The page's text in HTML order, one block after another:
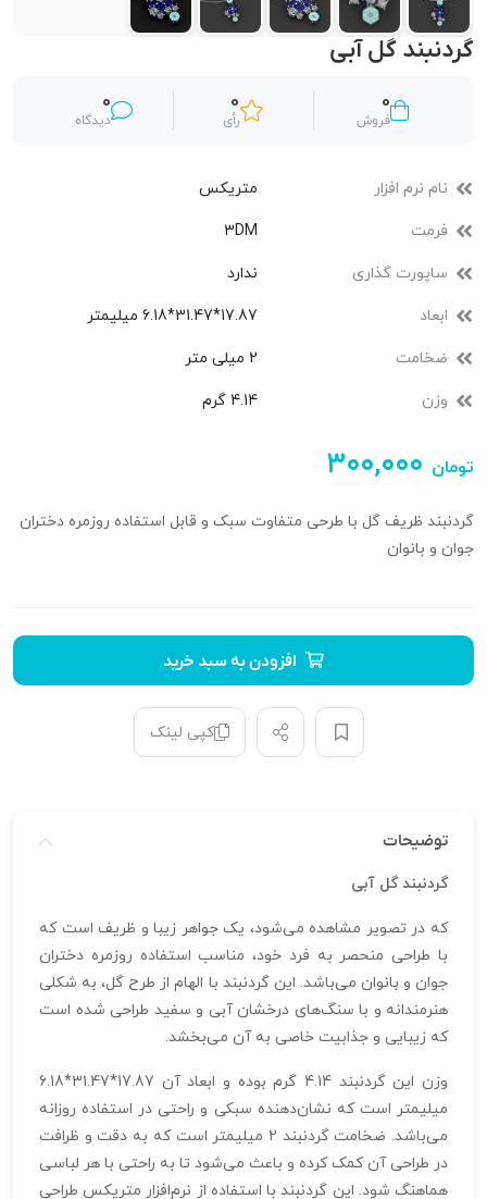
گردنبند گل آبی
0
فروش
0
رأی
0
دیدگاه
نام نرم افزار متریکس
فرمت 3DM
ساپورت گذاری ندارد
ابعاد 17.87*31.47*6.18 میلیمتر
ضخامت 2 میلی متر
وزن 4.14 گرم
۳۰۰,۰۰۰ تومان
گردنبند ظریف گل با طرحی متفاوت سبک و قابل استفاده روزمره دختران
جوان و بانوان
افزودن به سبد خرید
کپی لینک
توضیحات
گردنبند گل آبی
که در تصویر مشاهده می‌شود، یک جواهر زیبا و ظریف است که
با طراحی منحصر به فرد خود، مناسب استفاده روزمره دختران
جوان و بانوان می‌باشد. این گردنبند با الهام از طرح گل، به شکلی
هنرمندانه و با سنگ‌های درخشان آبی و سفید طراحی شده است
که زیبایی و جذابیت خاصی به آن می‌بخشد.
وزن این گردنبند 4.14 گرم بوده و ابعاد آن 17.87*31.47*6.18
میلیمتر است که نشان‌دهنده سبکی و راحتی در استفاده روزانه
می‌باشد. ضخامت گردنبند 2 میلیمتر است که به دقت و ظرافت
در طراحی آن کمک کرده و باعث می‌شود تا به راحتی با هر لباسی
هماهنگ شود. این گردنبند با استفاده از نرم‌افزار متریکس طراحی